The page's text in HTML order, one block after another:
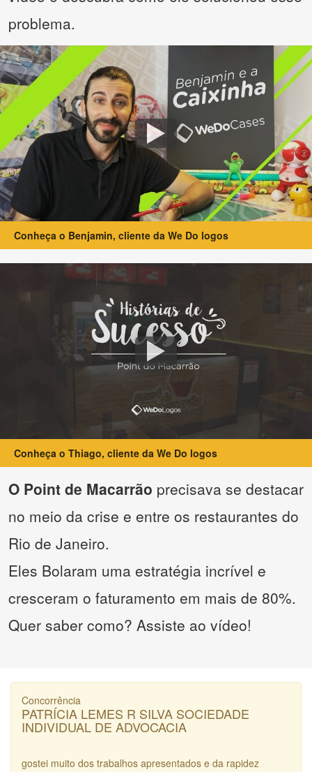
problema.
Conheça o Benjamin, cliente da We Do logos
Conheça o Thiago, cliente da We Do logos
O Point de Macarrão precisava se destacar
no meio da crise e entre os restaurantes do
Rio de Janeiro.
Eles Bolaram uma estratégia incrível e
cresceram o faturamento em mais de 80%.
Quer saber como? Assiste ao vídeo!
Concorrência
PATRÍCIA LEMES R SILVA SOCIEDADE
INDIVIDUAL DE ADVOCACIA
gostei muito dos trabalhos apresentados e da rapidez